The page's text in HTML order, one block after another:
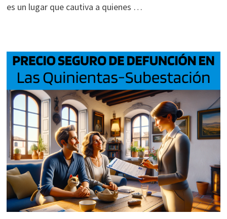
es un lugar que cautiva a quienes …